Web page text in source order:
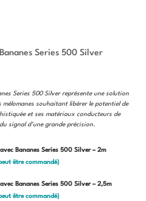
Series 500 Silver
€
€
Series 500 Silver représente une solution
mélomanes souhaitant libérer le potentiel de
et ses matériaux conducteurs de
signal d’une grande précision.
Bananes Series 500 Silver – 2m
être commandé)
Bananes Series 500 Silver – 2,5m
être commandé)